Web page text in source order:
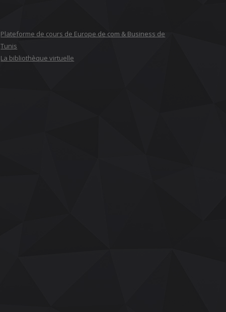
Plateforme de cours de Europe de com & Business de
Tunis
La bibliothèque virtuelle